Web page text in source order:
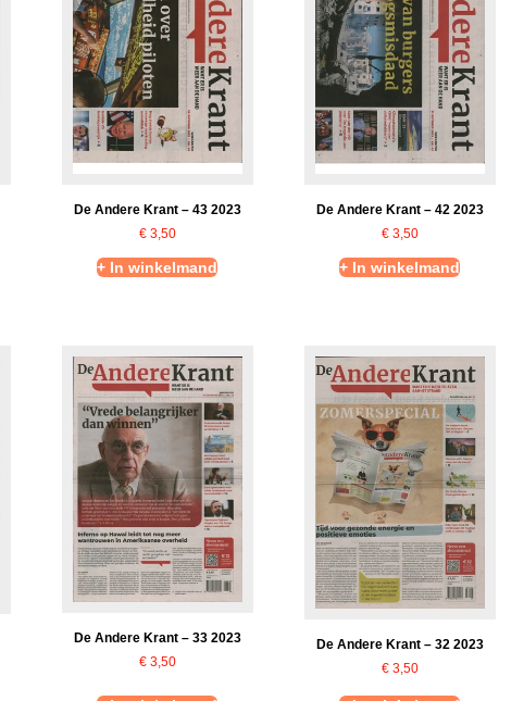
De Andere Krant – 43 2023
€3,50
+ In winkelmand
De Andere Krant – 42 2023
€3,50
+ In winkelmand
De Andere Krant – 33 2023
€3,50
De Andere Krant – 32 2023
€3,50